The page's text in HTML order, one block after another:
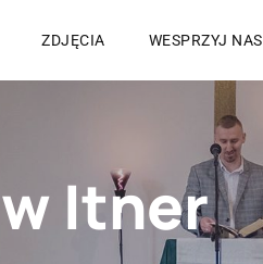
ZDJĘCIA WESPRZYJ NAS
Itner